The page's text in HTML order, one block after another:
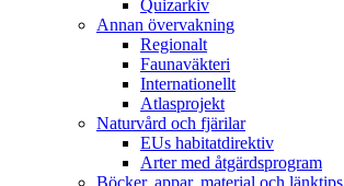
Quizarkiv
Annan övervakning
Regionalt
Faunaväkteri
Internationellt
Atlasprojekt
Naturvård och fjärilar
EUs habitatdirektiv
Arter med åtgärdsprogram
Böcker, appar, material och länktips